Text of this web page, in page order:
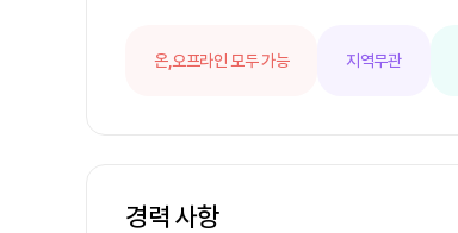
온,오프라인 모두 가능 지역무관
경력 사항